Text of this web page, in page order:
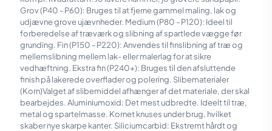
Grov (P40 - P60): Bruges til at fjerne gammel maling, lak og
udjævne grove ujævnheder. Medium (P80 - P120): Ideel til
forberedelse af træværk og slibning af spartlede vægge før
grunding. Fin (P150 - P220): Anvendes til finslibning af træ og
mellemslibning mellem lak- eller malerlag for at sikre
vedhæftning. Ekstra fin (P240+): Bruges til den afsluttende
finish på lakerede overflader og polering. Slibematerialer
(Korn)Valget af slibemiddel afhænger af det materiale, der skal
bearbejdes. Aluminiumoxid: Det mest udbredte. Ideelt til træ,
metal og spartelmasse. Kornet knuses under brug, hvilket
skaber nye skarpe kanter. Siliciumcarbid: Ekstremt hårdt og